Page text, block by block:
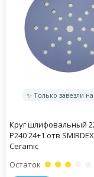
✨ Только завезли
Круг шлифовальный
Р240 24+1 отв
Ceramic
Остаток